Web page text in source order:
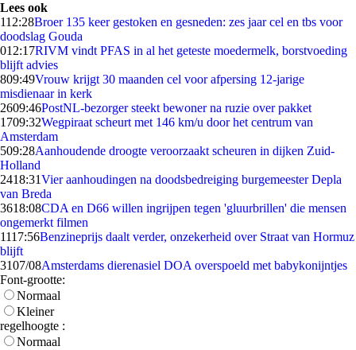
Lees ook
112:28Broer 135 keer gestoken en gesneden: zes jaar cel en tbs voor
doodslag Gouda
012:17RIVM vindt PFAS in al het geteste moedermelk, borstvoeding
blijft advies
809:49Vrouw krijgt 30 maanden cel voor afpersing 12-jarige
misdienaar in kerk
2609:46PostNL-bezorger steekt bewoner na ruzie over pakket
1709:32Wegpiraat scheurt met 146 km/u door het centrum van
Amsterdam
509:28Aanhoudende droogte veroorzaakt scheuren in dijken Zuid-
Holland
2418:31Vier aanhoudingen na doodsbedreiging burgemeester Depla
van Breda
3618:08CDA en D66 willen ingrijpen tegen 'gluurbrillen' die mensen
ongemerkt filmen
1117:56Benzineprijs daalt verder, onzekerheid over Straat van Hormuz
blijft
3107/08Amsterdams dierenasiel DOA overspoeld met babykonijntjes
Font-grootte:
Normaal
Kleiner
regelhoogte :
Normaal